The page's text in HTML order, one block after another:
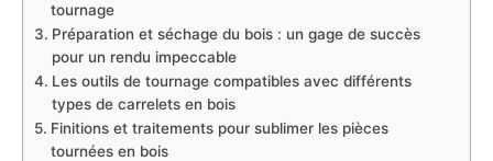
tournage
Préparation et séchage du bois : un gage de succès
pour un rendu impeccable
Les outils de tournage compatibles avec différents
types de carrelets en bois
Finitions et traitements pour sublimer les pièces
tournées en bois